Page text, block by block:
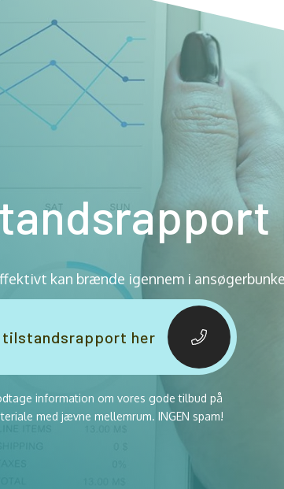
kan brænde igennem i
tilstandsrapport her
information om vores gode tilbud på
med jævne mellemrum. INGEN spam!